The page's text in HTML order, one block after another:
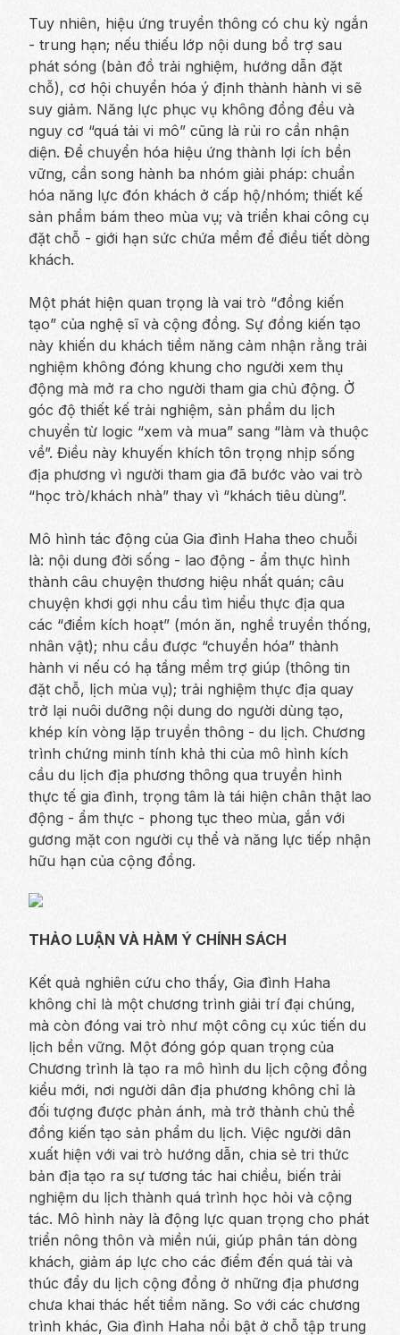
Tuy nhiên, hiệu ứng truyền thông có chu kỳ ngắn
- trung hạn; nếu thiếu lớp nội dung bổ trợ sau
phát sóng (bản đồ trải nghiệm, hướng dẫn đặt
chỗ), cơ hội chuyển hóa ý định thành hành vi sẽ
suy giảm. Năng lực phục vụ không đồng đều và
nguy cơ “quá tải vi mô” cũng là rủi ro cần nhận
diện. Để chuyển hóa hiệu ứng thành lợi ích bền
vững, cần song hành ba nhóm giải pháp: chuẩn
hóa năng lực đón khách ở cấp hộ/nhóm; thiết kế
sản phẩm bám theo mùa vụ; và triển khai công cụ
đặt chỗ - giới hạn sức chứa mềm để điều tiết dòng
khách.
Một phát hiện quan trọng là vai trò “đồng kiến
tạo” của nghệ sĩ và cộng đồng. Sự đồng kiến tạo
này khiến du khách tiềm năng cảm nhận rằng trải
nghiệm không đóng khung cho người xem thụ
động mà mở ra cho người tham gia chủ động. Ở
góc độ thiết kế trải nghiệm, sản phẩm du lịch
chuyển từ logic “xem và mua” sang “làm và thuộc
về”. Điều này khuyến khích tôn trọng nhịp sống
địa phương vì người tham gia đã bước vào vai trò
“học trò/khách nhà” thay vì “khách tiêu dùng”.
Mô hình tác động của Gia đình Haha theo chuỗi
là: nội dung đời sống - lao động - ẩm thực hình
thành câu chuyện thương hiệu nhất quán; câu
chuyện khơi gợi nhu cầu tìm hiểu thực địa qua
các “điểm kích hoạt” (món ăn, nghề truyền thống,
nhân vật); nhu cầu được “chuyển hóa” thành
hành vi nếu có hạ tầng mềm trợ giúp (thông tin
đặt chỗ, lịch mùa vụ); trải nghiệm thực địa quay
trở lại nuôi dưỡng nội dung do người dùng tạo,
khép kín vòng lặp truyền thông - du lịch. Chương
trình chứng minh tính khả thi của mô hình kích
cầu du lịch địa phương thông qua truyền hình
thực tế gia đình, trọng tâm là tái hiện chân thật lao
động - ẩm thực - phong tục theo mùa, gắn với
gương mặt con người cụ thể và năng lực tiếp nhận
hữu hạn của cộng đồng.
THẢO LUẬN VÀ HÀM Ý CHÍNH SÁCH
Kết quả nghiên cứu cho thấy, Gia đình Haha
không chỉ là một chương trình giải trí đại chúng,
mà còn đóng vai trò như một công cụ xúc tiến du
lịch bền vững. Một đóng góp quan trọng của
Chương trình là tạo ra mô hình du lịch cộng đồng
kiểu mới, nơi người dân địa phương không chỉ là
đối tượng được phản ánh, mà trở thành chủ thể
đồng kiến tạo sản phẩm du lịch. Việc người dân
xuất hiện với vai trò hướng dẫn, chia sẻ tri thức
bản địa tạo ra sự tương tác hai chiều, biến trải
nghiệm du lịch thành quá trình học hỏi và cộng
tác. Mô hình này là động lực quan trọng cho phát
triển nông thôn và miền núi, giúp phân tán dòng
khách, giảm áp lực cho các điểm đến quá tải và
thúc đẩy du lịch cộng đồng ở những địa phương
chưa khai thác hết tiềm năng. So với các chương
trình khác, Gia đình Haha nổi bật ở chỗ tập trung